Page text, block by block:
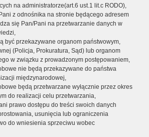
na administratorze(art.6 ust.1 lit.c RODO),
z odnośnika na stronie będącego adresem
się Pan/Pani na przetwarzanie danych w
być przekazywane organom państwowym,
(Policja, Prokuratura, Sąd) lub organom
w związku z prowadzonym postępowaniem,
nie będą przekazywane do państwa
międzynarodowej,
będą przetwarzane wyłącznie przez okres
do realizacji celu przetwarzania,
prawo dostępu do treści swoich danych
usunięcia lub ograniczenia
do wniesienia sprzeciwu wobec